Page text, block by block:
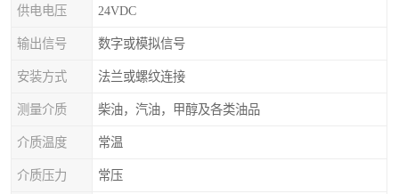
供电电压 24VDC
输出信号 数字或模拟信号
安装方式 法兰或螺纹连接
测量介质 柴油，汽油，甲醇及各类油品
介质温度 常温
介质压力 常压